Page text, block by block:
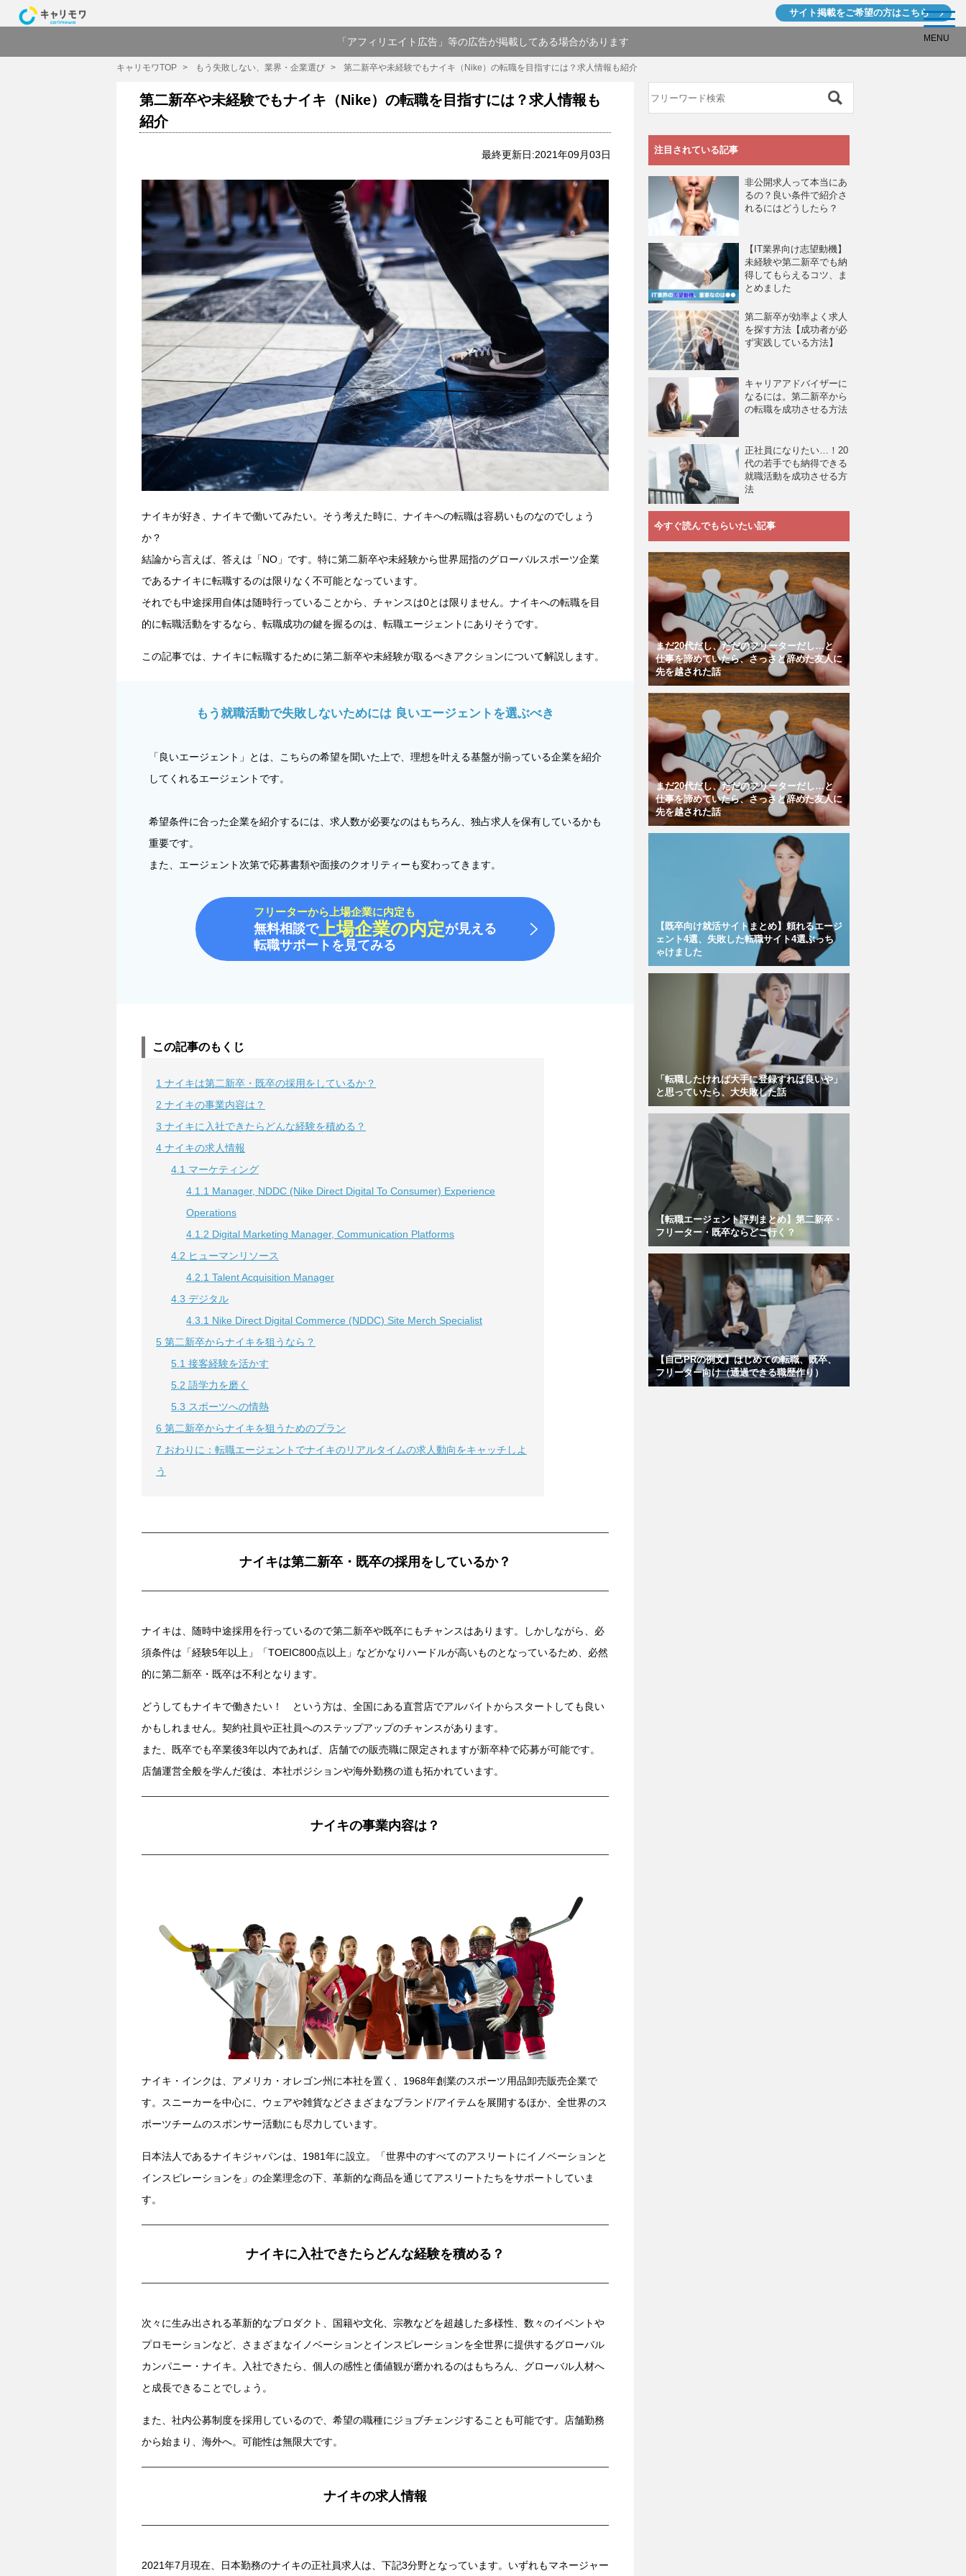
サイト掲載をご希望の方はこちら
「アフィリエイト広告」等の広告が掲載してある場合があります MENU
キャリモワTOP もう失敗しない、業界・企業選び 第二新卒や未経験でもナイキ（Nike）の転職を目指すには？求人情報も紹介
第二新卒や未経験でもナイキ（Nike）の転職を目指すには？求人情報も
紹介
最終更新日:2021年09月03日
ナイキが好き、ナイキで働いてみたい。そう考えた時に、ナイキへの転職は容易いものなのでしょう
か？
結論から言えば、答えは「NO」です。特に第二新卒や未経験から世界屈指のグローバルスポーツ企業
であるナイキに転職するのは限りなく不可能となっています。
それでも中途採用自体は随時行っていることから、チャンスは0とは限りません。ナイキへの転職を目
的に転職活動をするなら、転職成功の鍵を握るのは、転職エージェントにありそうです。
この記事では、ナイキに転職するために第二新卒や未経験が取るべきアクションについて解説します。
もう就職活動で失敗しないためには 良いエージェントを選ぶべき
「良いエージェント」とは、こちらの希望を聞いた上で、理想を叶える基盤が揃っている企業を紹介
してくれるエージェントです。
希望条件に合った企業を紹介するには、求人数が必要なのはもちろん、独占求人を保有しているかも
重要です。
また、エージェント次第で応募書類や面接のクオリティーも変わってきます。
フリーターから上場企業に内定も
無料相談で上場企業の内定が見える
転職サポートを見てみる
この記事のもくじ
1 ナイキは第二新卒・既卒の採用をしているか？
2 ナイキの事業内容は？
3 ナイキに入社できたらどんな経験を積める？
4 ナイキの求人情報
4.1 マーケティング
4.1.1 Manager, NDDC (Nike Direct Digital To Consumer) Experience
Operations
4.1.2 Digital Marketing Manager, Communication Platforms
4.2 ヒューマンリソース
4.2.1 Talent Acquisition Manager
4.3 デジタル
4.3.1 Nike Direct Digital Commerce (NDDC) Site Merch Specialist
5 第二新卒からナイキを狙うなら？
5.1 接客経験を活かす
5.2 語学力を磨く
5.3 スポーツへの情熱
6 第二新卒からナイキを狙うためのプラン
7 おわりに：転職エージェントでナイキのリアルタイムの求人動向をキャッチしよ
う
ナイキは第二新卒・既卒の採用をしているか？
ナイキは、随時中途採用を行っているので第二新卒や既卒にもチャンスはあります。しかしながら、必
須条件は「経験5年以上」「TOEIC800点以上」などかなりハードルが高いものとなっているため、必然
的に第二新卒・既卒は不利となります。
どうしてもナイキで働きたい！ という方は、全国にある直営店でアルバイトからスタートしても良い
かもしれません。契約社員や正社員へのステップアップのチャンスがあります。
また、既卒でも卒業後3年以内であれば、店舗での販売職に限定されますが新卒枠で応募が可能です。
店舗運営全般を学んだ後は、本社ポジションや海外勤務の道も拓かれています。
ナイキの事業内容は？
ナイキ・インクは、アメリカ・オレゴン州に本社を置く、1968年創業のスポーツ用品卸売販売企業で
す。スニーカーを中心に、ウェアや雑貨などさまざまなブランド/アイテムを展開するほか、全世界のス
ポーツチームのスポンサー活動にも尽力しています。
日本法人であるナイキジャパンは、1981年に設立。「世界中のすべてのアスリートにイノベーションと
インスピレーションを」の企業理念の下、革新的な商品を通じてアスリートたちをサポートしていま
す。
ナイキに入社できたらどんな経験を積める？
次々に生み出される革新的なプロダクト、国籍や文化、宗教などを超越した多様性、数々のイベントや
プロモーションなど、さまざまなイノベーションとインスピレーションを全世界に提供するグローバル
カンパニー・ナイキ。入社できたら、個人の感性と価値観が磨かれるのはもちろん、グローバル人材へ
と成長できることでしょう。
また、社内公募制度を採用しているので、希望の職種にジョブチェンジすることも可能です。店舗勤務
から始まり、海外へ。可能性は無限大です。
ナイキの求人情報
2021年7月現在、日本勤務のナイキの正社員求人は、下記3分野となっています。いずれもマネージャー
注目されている記事
非公開求人って本当にあ
るの？良い条件で紹介さ
れるにはどうしたら？
【IT業界向け志望動機】
未経験や第二新卒でも納
得してもらえるコツ、ま
とめました
第二新卒が効率よく求人
を探す方法【成功者が必
ず実践している方法】
キャリアアドバイザーに
なるには。第二新卒から
の転職を成功させる方法
正社員になりたい…！20
代の若手でも納得できる
就職活動を成功させる方
法
今すぐ読んでもらいたい記事
まだ20代だし、ただのフリーターだし…と
仕事を諦めていたら、さっさと辞めた友人に
先を越された話
まだ20代だし、ただのフリーターだし…と
仕事を諦めていたら、さっさと辞めた友人に
先を越された話
【既卒向け就活サイトまとめ】頼れるエージ
ェント4選、失敗した転職サイト4選ぶっち
ゃけました
「転職したければ大手に登録すれば良いや」
と思っていたら、大失敗した話
【転職エージェント評判まとめ】第二新卒・
フリーター・既卒ならどこ行く？
【自己PRの例文】はじめての転職、既卒、
フリーター向け（通過できる職歴作り）